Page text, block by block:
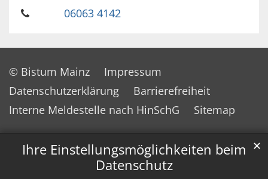
Ihre Einstellungsmöglichkeiten beim
Datenschutz
✕
06063 4142
© Bistum Mainz
Impressum
Datenschutzerklärung
Barrierefreiheit
Interne Meldestelle nach HinSchG
Sitemap